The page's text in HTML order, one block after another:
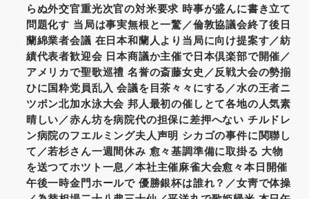
らぬ外交官重光次官の対米要求 時事が盛んに書き立て
問題化す 当局は事実無根と一驚／倫敦協議会終了後日
蘭綿業者会議 在日本和蘭人より当局に向け提案す／紡
績代表者歓迎会 日本商議か主催で日本倶楽部で開催／
アメリカで聖歌巡禮 名誉の斎藤女史／反戦大会の勢揃
ひに国粋党員乱入 会議を目茶々々にする／水の王者ニ
ツポン北加水泳大会 邦人最初の催しとて各地の人気素
晴しい／赤ん坊を病院代の担保に差押へない チルドレ
ン病院のフエルミング夫人声明 シカゴの事件に関聯し
て／若杉さん一週間休み 愈々基調準備に取掛る 大物
を送つてホツト一息／本社主催麻雀大会愈々本日開催
午後一時金門ホールで 優勝銀杯は誰れ？／女靑で体操